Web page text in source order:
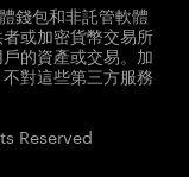
錢包和非託管軟體
或加密貨幣交易所
的資產或交易。加
對這些第三方服務